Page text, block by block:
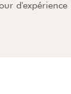
d'expérience